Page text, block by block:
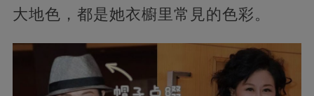
大地色，都是她衣櫥里常見的色彩。